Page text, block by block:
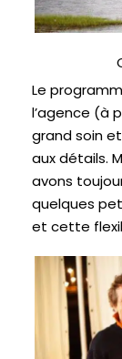
Le
l’agence (à
grand soin
aux détails.
avons
quelques
et cette